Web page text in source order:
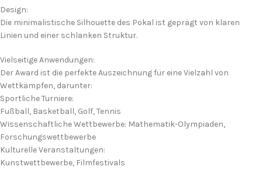
Design:
Die minimalistische Silhouette des Pokal ist geprägt von klaren
Linien und einer schlanken Struktur.
Vielseitige Anwendungen:
Der Award ist die perfekte Auszeichnung für eine Vielzahl von
Wettkämpfen, darunter:
Sportliche Turniere:
Fußball, Basketball, Golf, Tennis
Wissenschaftliche Wettbewerbe: Mathematik-Olympiaden,
Forschungswettbewerbe
Kulturelle Veranstaltungen:
Kunstwettbewerbe, Filmfestivals